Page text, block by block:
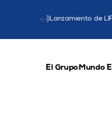
Lanzamiento de
El GrupoMundo